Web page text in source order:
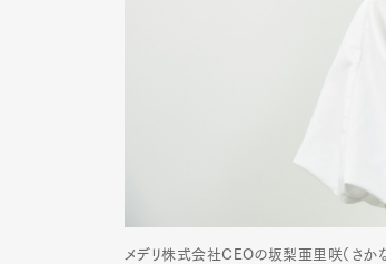
メデリ株式会社CEOの坂梨亜里咲（さかな